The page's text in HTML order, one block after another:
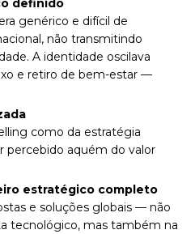
definido
genérico e difícil de
não transmitindo
A identidade oscilava
e retiro de bem-estar —
como da estratégia
percebido aquém do valor
estratégico completo
e soluções globais — não
tecnológico, mas também na